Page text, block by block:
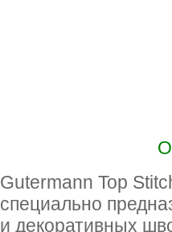
Gutermann Top
специально
и декоративных